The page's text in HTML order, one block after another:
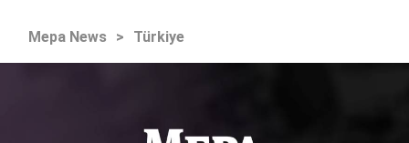
Mepa News > Türkiye